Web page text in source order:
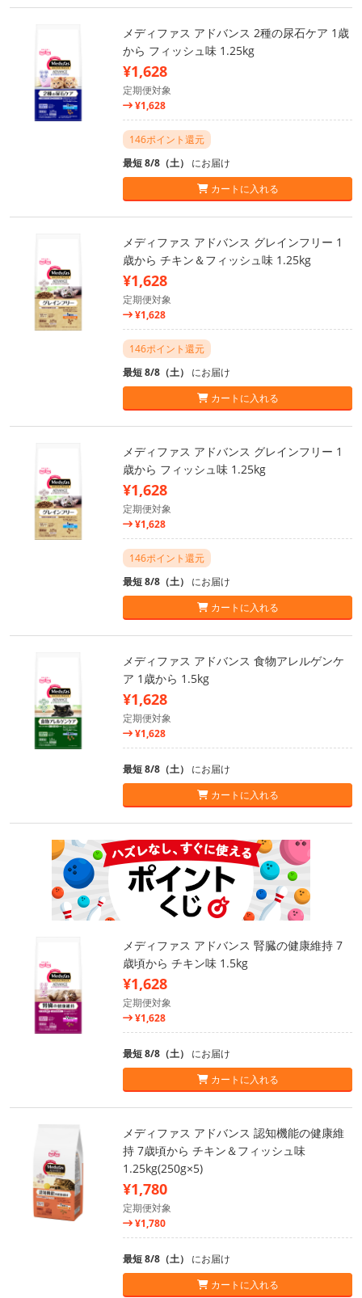
メディファス アドバンス 2種の尿石ケア 1歳
から フィッシュ味 1.25kg
¥1,628
定期便対象
¥1,628
146ポイント還元
最短 8/8（土） にお届け
カートに入れる
メディファス アドバンス グレインフリー 1
歳から チキン＆フィッシュ味 1.25kg
¥1,628
定期便対象
¥1,628
146ポイント還元
最短 8/8（土） にお届け
カートに入れる
メディファス アドバンス グレインフリー 1
歳から フィッシュ味 1.25kg
¥1,628
定期便対象
¥1,628
146ポイント還元
最短 8/8（土） にお届け
カートに入れる
メディファス アドバンス 食物アレルゲンケ
ア 1歳から 1.5kg
¥1,628
定期便対象
¥1,628
最短 8/8（土） にお届け
カートに入れる
メディファス アドバンス 腎臓の健康維持 7
歳頃から チキン味 1.5kg
¥1,628
定期便対象
¥1,628
最短 8/8（土） にお届け
カートに入れる
メディファス アドバンス 認知機能の健康維
持 7歳頃から チキン＆フィッシュ味
1.25kg(250g×5)
¥1,780
定期便対象
¥1,780
最短 8/8（土） にお届け
カートに入れる